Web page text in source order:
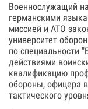
Военнослужащий
германскими
миссией и АТО
университет
по специальности
действиями
квалификацию
обороны, офицера
тактического